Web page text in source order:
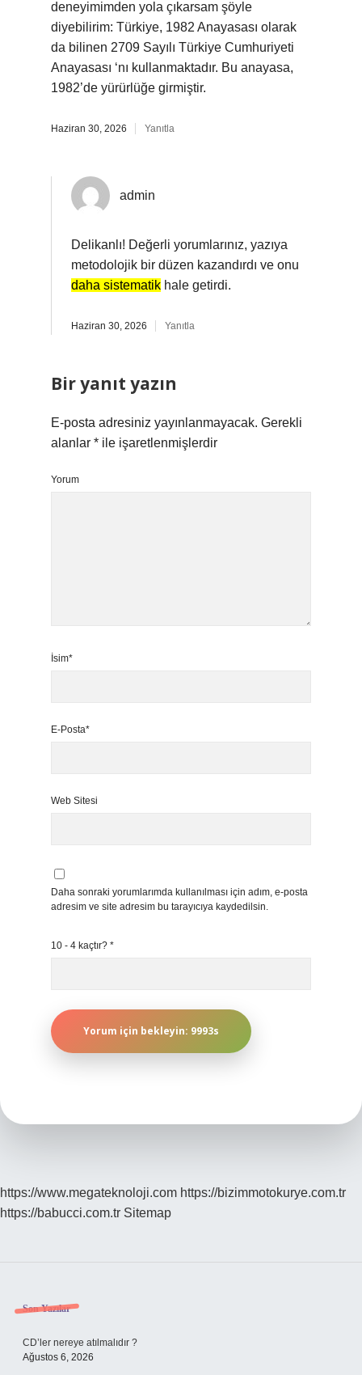
deneyimimden yola çıkarsam şöyle
diyebilirim: Türkiye, 1982 Anayasası olarak
da bilinen 2709 Sayılı Türkiye Cumhuriyeti
Anayasası ‘nı kullanmaktadır. Bu anayasa,
1982’de yürürlüğe girmiştir.
Haziran 30, 2026 Yanıtla
admin
Delikanlı! Değerli yorumlarınız, yazıya
metodolojik bir düzen kazandırdı ve onu
daha sistematik hale getirdi.
Haziran 30, 2026 Yanıtla
Bir yanıt yazın
E-posta adresiniz yayınlanmayacak. Gerekli
alanlar * ile işaretlenmişlerdir
Yorum
İsim*
E-Posta*
Web Sitesi
Daha sonraki yorumlarımda kullanılması için adım, e-posta
adresim ve site adresim bu tarayıcıya kaydedilsin.
10 - 4 kaçtır? *
https://www.megateknoloji.com https://bizimmotokurye.com.tr
https://babucci.com.tr Sitemap
Sidebar
Son Yazılar
CD’ler nereye atılmalıdır ?
Ağustos 6, 2026